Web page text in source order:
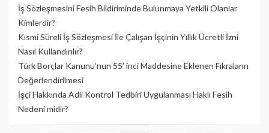
İş Sözleşmesini Fesih Bildiriminde Bulunmaya Yetkili Olanlar
Kimlerdir?
Kısmi Süreli İş Sözleşmesi İle Çalışan İşçinin Yıllık Üc­retli İzni
Nasıl Kullandırılır?
Türk Borçlar Kanunu’nun 55’ inci Maddesine Eklenen Fıkraların
Değerlendirilmesi
İşçi Hakkında Adli Kontrol Tedbiri Uygulanması Haklı Fesih
Nedeni midir?